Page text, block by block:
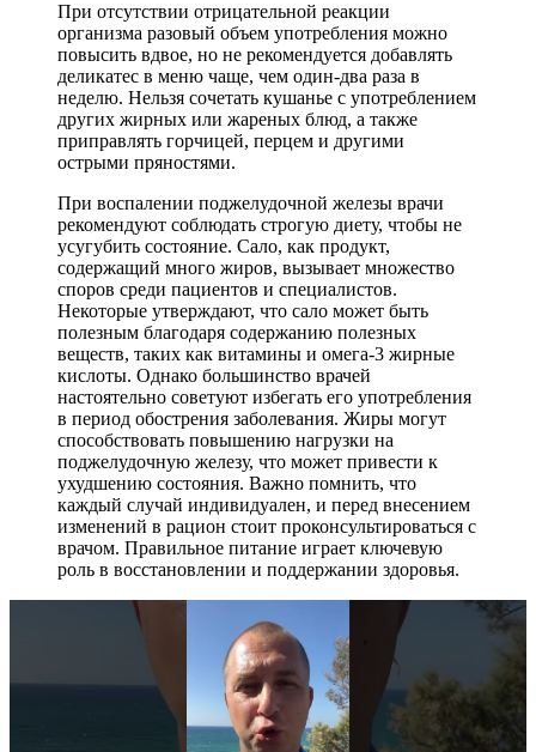
При отсутствии отрицательной реакции
организма разовый объем употребления можно
повысить вдвое, но не рекомендуется добавлять
деликатес в меню чаще, чем один-два раза в
неделю. Нельзя сочетать кушанье с употреблением
других жирных или жареных блюд, а также
приправлять горчицей, перцем и другими
острыми пряностями.
При воспалении поджелудочной железы врачи
рекомендуют соблюдать строгую диету, чтобы не
усугубить состояние. Сало, как продукт,
содержащий много жиров, вызывает множество
споров среди пациентов и специалистов.
Некоторые утверждают, что сало может быть
полезным благодаря содержанию полезных
веществ, таких как витамины и омега-3 жирные
кислоты. Однако большинство врачей
настоятельно советуют избегать его употребления
в период обострения заболевания. Жиры могут
способствовать повышению нагрузки на
поджелудочную железу, что может привести к
ухудшению состояния. Важно помнить, что
каждый случай индивидуален, и перед внесением
изменений в рацион стоит проконсультироваться с
врачом. Правильное питание играет ключевую
роль в восстановлении и поддержании здоровья.